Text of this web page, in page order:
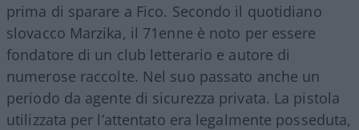
prima di sparare a Fico. Secondo il quotidiano
slovacco Marzika, il 71enne è noto per essere
fondatore di un club letterario e autore di
numerose raccolte. Nel suo passato anche un
periodo da agente di sicurezza privata. La pistola
utilizzata per l’attentato era legalmente posseduta,